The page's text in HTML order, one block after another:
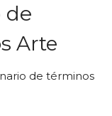
de
Arte
de términos